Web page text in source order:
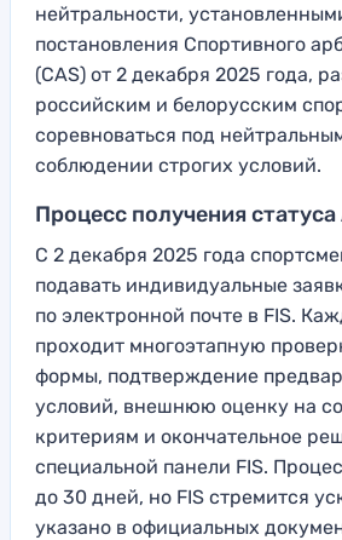
нейтральности,
постановления Спортивного
(CAS) от 2 декабря 2025 года,
российским и белорусским
соревноваться под
соблюдении строгих условий.
Процесс получения статуса
С 2 декабря 2025 года
подавать индивидуальные
по электронной почте в FIS.
проходит многоэтапную
формы, подтверждение
условий, внешнюю оценку на
критериям и окончательное
специальной панели FIS.
до 30 дней, но FIS стремится
указано в официальных